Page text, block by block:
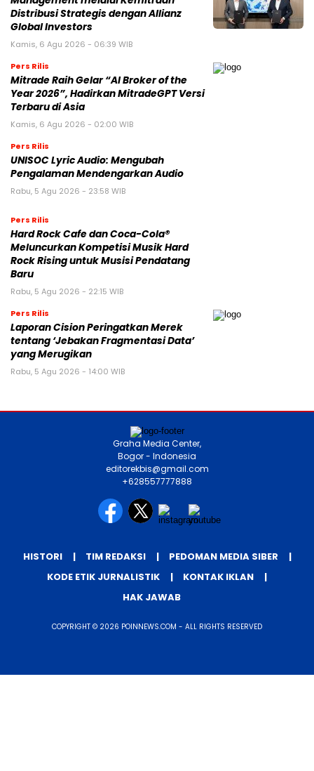
BERITA TERBARU
Pers Rilis
UOB Perkuat Bisnis Wealth
Management melalui Kemitraan
Distribusi Strategis dengan Allianz
Global Investors
Kamis, 6 Agu 2026 - 06:39 WIB
Mitrade Raih Gelar “AI Broker of the
Year 2026”, Hadirkan MitradeGPT Versi
Terbaru di Asia
Pers Rilis
UNISOC Lyric Audio: Mengubah
Pengalaman Mendengarkan Audio
Rabu, 5 Agu 2026 - 23:58 WIB
Pers Rilis
Hard Rock Cafe dan Coca-Cola®
Meluncurkan Kompetisi Musik Hard
Rock Rising untuk Musisi Pendatang
Baru
Rabu, 5 Agu 2026 - 22:15 WIB
Laporan Cision Peringatkan Merek
tentang ‘Jebakan Fragmentasi Data’
Rabu, 5 Agu 2026 - 14:00 WIB
editorekbis@gmail.com